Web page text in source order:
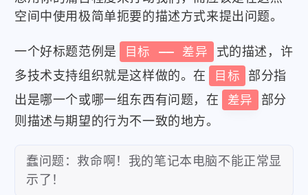
空间中使用极简单扼要的描述方式来提出问题。
一个好标题范例是 目标 —— 差异
式的描述，许
多技术支持组织就是这样做的。在
目标
部分指
出是哪一个或哪一组东西有问题，在
差异
部分
则描述与期望的行为不一致的地方。
蠢问题：救命啊！我的笔记本电脑不能正常显
示了！